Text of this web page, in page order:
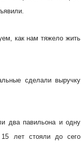
как нам тяжело жить
сделали выручку
два павильона и одну
лет стояли до сего